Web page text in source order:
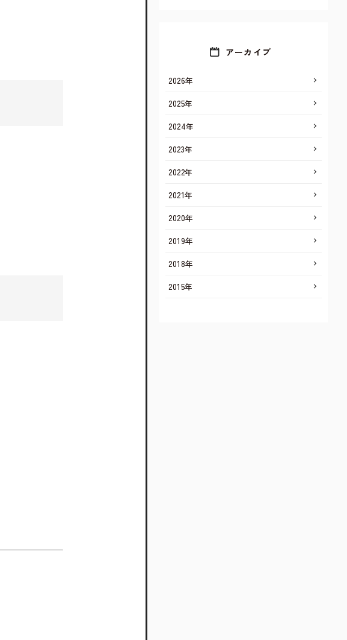
アーカイブ
2026年
2025年
2024年
2023年
2022年
2021年
2020年
2019年
2018年
2015年